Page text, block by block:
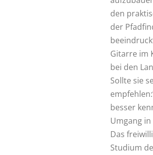
den
der
Gitarre im
bei den
Sollte sie
besser
Umgang
Das
Studium